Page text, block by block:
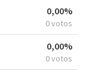
0,00%
0 votos
0,00%
0 votos